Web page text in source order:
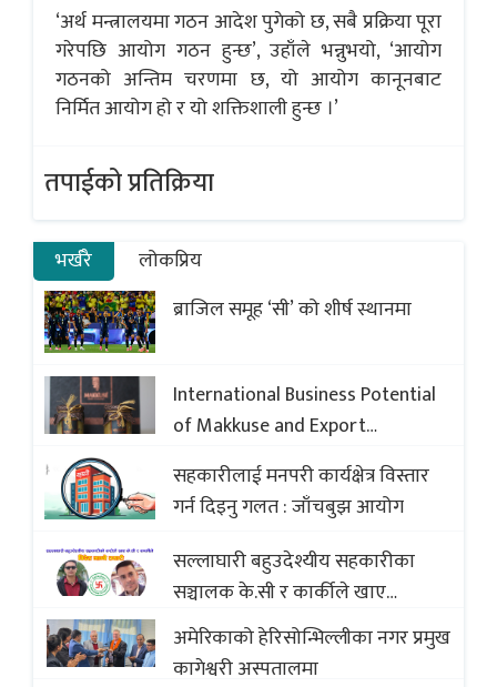
‘अर्थ मन्त्रालयमा गठन आदेश पुगेको छ, सबै प्रक्रिया पूरा
गरेपछि आयोग गठन हुन्छ’, उहाँले भन्नुभयो, ‘आयोग
गठनको अन्तिम चरणमा छ, यो आयोग कानूनबाट
निर्मित आयोग हो र यो शक्तिशाली हुन्छ ।’
तपाईको प्रतिक्रिया
भर्खरै
लोकप्रिय
ब्राजिल समूह ‘सी’ को शीर्ष स्थानमा
International Business Potential
of Makkuse and Export
Opportunities of Nepali Sweets
with Global Comparison to
Baklava
सहकारीलाई मनपरी कार्यक्षेत्र विस्तार
गर्न दिइनु गलत : जाँचबुझ आयोग
सल्लाघारी बहुउदेश्यीय सहकारीका
सञ्चालक के.सी र कार्कीले खाए
सदस्यको करोडौं बचत
अमेरिकाको हेरिसोन्भिल्लीका नगर प्रमुख
कागेश्वरी अस्पतालमा